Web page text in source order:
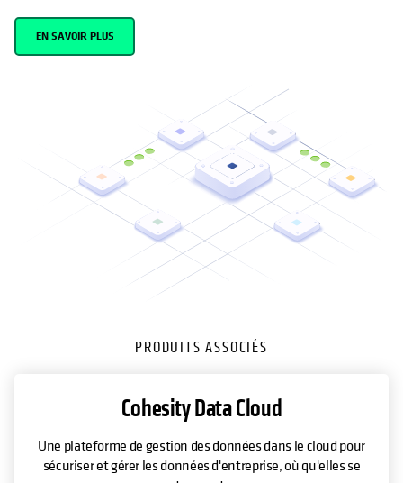
EN SAVOIR PLUS
PRODUITS ASSOCIÉS
Cohesity Data Cloud
Une plateforme de gestion des données dans le cloud pour
sécuriser et gérer les données d'entreprise, où qu'elles se